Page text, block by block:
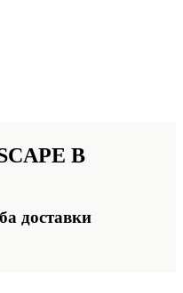
В
доставки